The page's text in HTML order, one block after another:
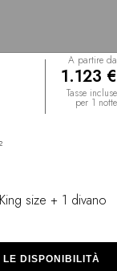
A partire da
1.123 €
Tasse incluse
per 1 notte
size + 1 divano
LE DISPONIBILITÀ